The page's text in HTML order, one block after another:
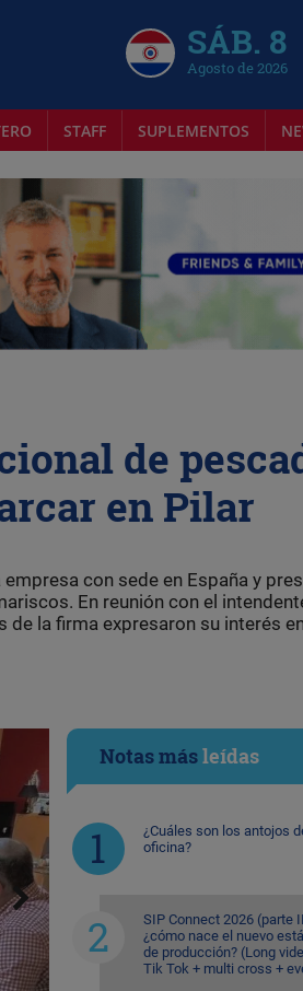
SÁB. 8
Agosto de 2026
STAFF SUPLEMENTOS
de
en Pilar
empresa con sede en España y
En reunión con el
de la firma expresaron su interés
Notas másleídas
¿Cuáles son los antojos
oficina?
SIP Connect 2026 (parte
¿cómo nace el nuevo
de producción? (Long
Tik Tok + multi cross +